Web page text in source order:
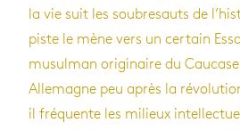
la vie suit les soubresauts de
piste le mène vers un certain
musulman originaire du
Allemagne peu après la
il fréquente les milieux